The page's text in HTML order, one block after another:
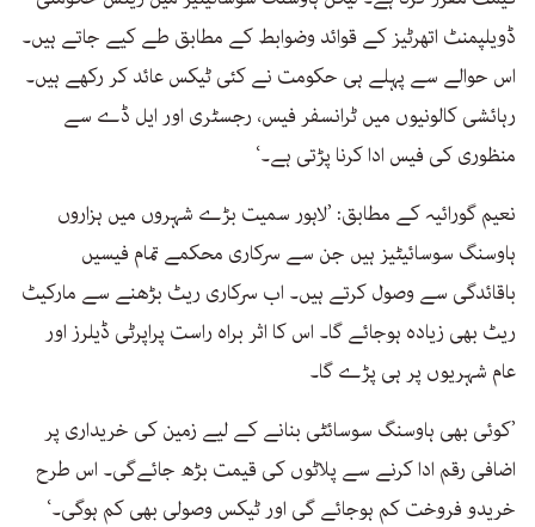
ڈویلپمنٹ اتھرٹیز کے قوائد وضوابط کے مطابق طے کیے جاتے ہیں۔
اس حوالے سے پہلے ہی حکومت نے کئی ٹیکس عائد کر رکھے ہیں۔
رہائشی کالونیوں میں ٹرانسفر فیس، رجسٹری اور ایل ڈے سے
منظوری کی فیس ادا کرنا پڑتی ہے۔‘
نعیم گورائیہ کے مطابق: ’لاہور سمیت بڑے شہروں میں ہزاروں
ہاوسنگ سوسائیٹیز ہیں جن سے سرکاری محکمے تمام فیسیں
باقائدگی سے وصول کرتے ہیں۔ اب سرکاری ریٹ بڑھنے سے مارکیٹ
ریٹ بھی زیادہ ہوجائے گا۔ اس کا اثر براہ راست پراپرٹی ڈیلرز اور
عام شہریوں پر ہی پڑے گا۔
’کوئی بھی ہاوسنگ سوسائٹی بنانے کے لیے زمین کی خریداری پر
اضافی رقم ادا کرنے سے پلاٹوں کی قیمت بڑھ جائےگی۔ اس طرح
خریدو فروخت کم ہوجائے گی اور ٹیکس وصولی بھی کم ہوگی۔‘